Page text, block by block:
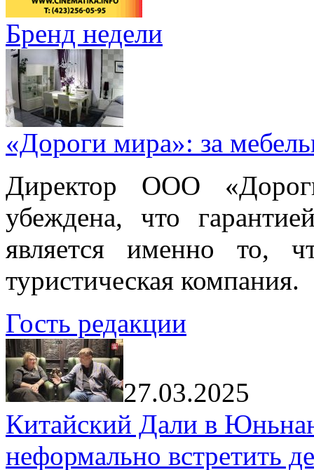
Бренд недели
«Дороги мира»: за
Директор ООО
убеждена, что
является именно то,
туристическая компания.
Гость редакции
27.03.2025
Китайский Дали в
неформально встретить